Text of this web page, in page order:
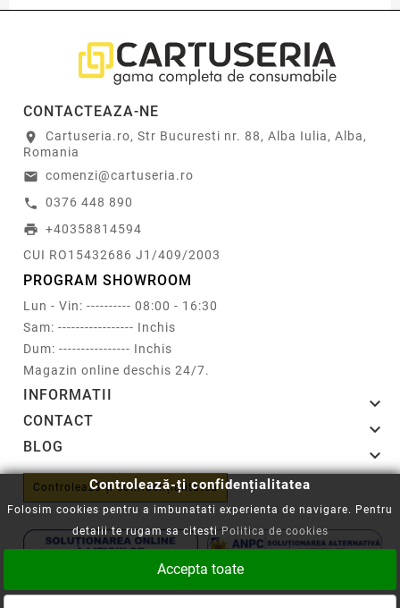
CONTACTEAZA-NE
location_on
Cartuseria.ro, Str Bucuresti nr. 88, Alba Iulia, Alba,
Romania
email comenzi@cartuseria.ro
call 0376 448 890
print +40358814594
CUI RO15432686 J1/409/2003
PROGRAM SHOWROOM
Lun - Vin: ---------- 08:00 - 16:30
Sam: ----------------- Inchis
Dum: ---------------- Inchis
Magazin online deschis 24/7.
INFORMATII 
CONTACT 
BLOG 
Controlează-ți confidențialitatea
Controlează-ți confidențialitatea
Folosim cookies pentru a imbunatati experienta de navigare. Pentru
detalii te rugam sa citestiPolitica de cookies
Accepta toate